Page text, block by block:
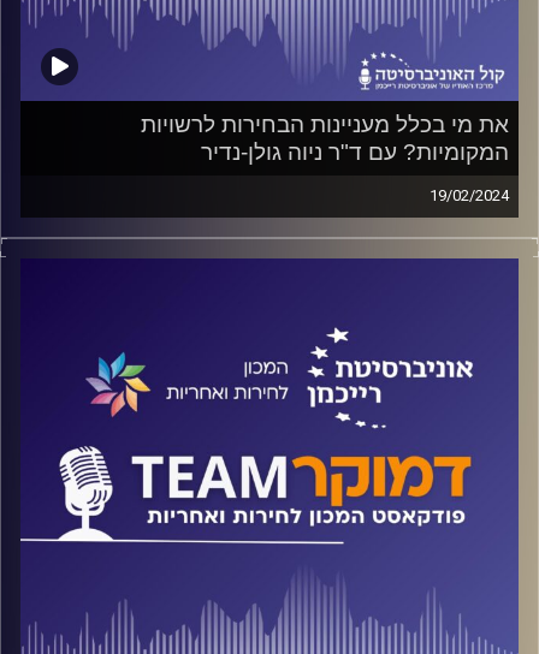
את מי בכלל מעניינות הבחירות לרשויות
המקומיות? עם ד"ר ניוה גולן-נדיר
19/02/2024
פודקאסט המכון לחירות ואחריות באוניברסיטת רייכמן
על חלוקת הסמכויות בין השלטון המרכזי לרשות המקומית, על
משוחח ד"ר חיים וייצמן עם ד"ר ניוה גולן-נדיר
קרדיט תמונות:המכון לחירות ואחריות